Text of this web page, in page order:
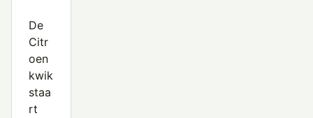
De
Citr
oen
kwik
staa
rt